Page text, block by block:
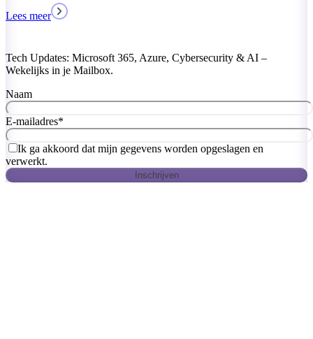
Tech Updates: Microsoft 365, Azure, Cybersecurity & AI –
Wekelijks in je Mailbox.
Naam
E-mailadres*
Ik ga akkoord dat mijn gegevens worden opgeslagen en
verwerkt.
Inschrijven